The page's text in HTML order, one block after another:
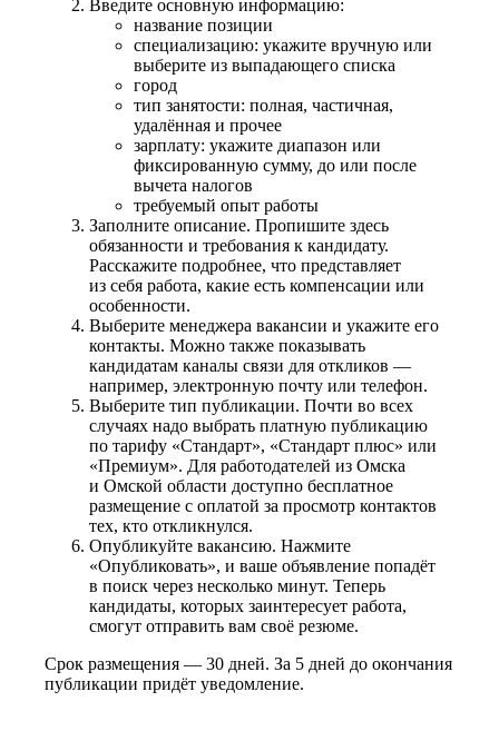
Введите основную информацию:
название позиции
специализацию: укажите вручную или
выберите из выпадающего списка
город
тип занятости: полная, частичная,
удалённая и прочее
зарплату: укажите диапазон или
фиксированную сумму, до или после
вычета налогов
требуемый опыт работы
Заполните описание. Пропишите здесь
обязанности и требования к кандидату.
Расскажите подробнее, что представляет
из себя работа, какие есть компенсации или
особенности.
Выберите менеджера вакансии и укажите его
контакты. Можно также показывать
кандидатам каналы связи для откликов —
например, электронную почту или телефон.
Выберите тип публикации. Почти во всех
случаях надо выбрать платную публикацию
по тарифу «Стандарт», «Стандарт плюс» или
«Премиум». Для работодателей из Омска
и Омской области доступно бесплатное
размещение с оплатой за просмотр контактов
тех, кто откликнулся.
Опубликуйте вакансию. Нажмите
«Опубликовать», и ваше объявление попадёт
в поиск через несколько минут. Теперь
кандидаты, которых заинтересует работа,
смогут отправить вам своё резюме.
Срок размещения — 30 дней. За 5 дней до окончания
публикации придёт уведомление.